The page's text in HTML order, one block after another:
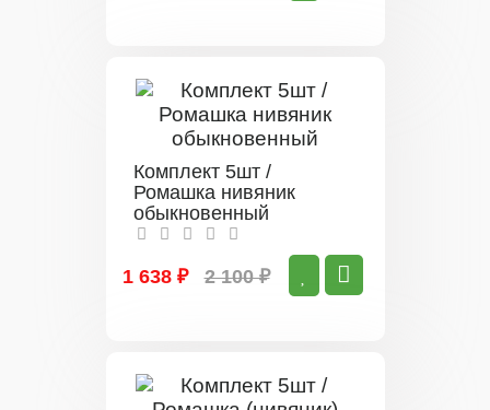
Комплект 5шт /
Ромашка нивяник
обыкновенный
1 638 ₽ 2 100 ₽